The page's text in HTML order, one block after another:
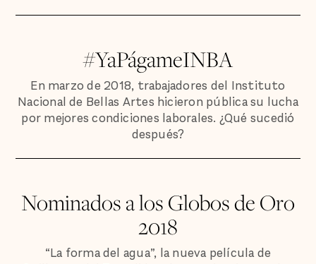
#YaPágameINBA
En marzo de 2018, trabajadores del Instituto
Nacional de Bellas Artes hicieron pública su lucha
por mejores condiciones laborales. ¿Qué sucedió
después?
Nominados a los Globos de Oro
2018
“La forma del agua”, la nueva película de